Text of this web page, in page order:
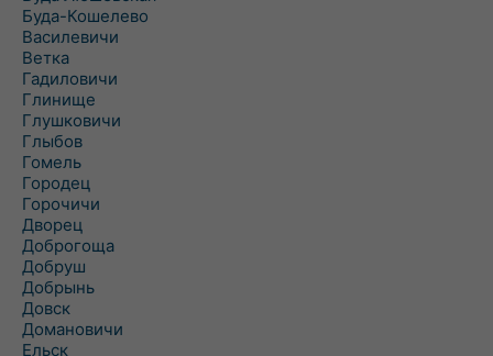
Буда-Кошелево
Василевичи
Ветка
Гадиловичи
Глинище
Глушковичи
Глыбов
Гомель
Городец
Горочичи
Дворец
Доброгоща
Добруш
Добрынь
Довск
Домановичи
Ельск